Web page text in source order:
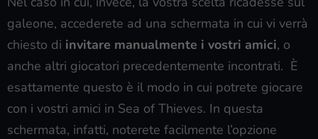
galeone, accederete ad una schermata in cui vi verrà
chiesto di invitare manualmente i vostri amici, o
anche altri giocatori precedentemente incontrati. È
esattamente questo è il modo in cui potrete giocare
con i vostri amici in Sea of Thieves. In questa
schermata, infatti, noterete facilmente l’opzione